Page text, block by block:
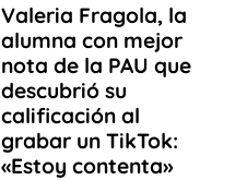
Valeria Fragola, la
alumna con mejor
nota de la PAU que
descubrió su
calificación al
grabar un TikTok:
«Estoy contenta»